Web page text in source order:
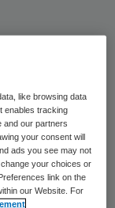
verdacht
twee
de man
hij
like browsing data
enables tracking
and our partners
your consent will
ads you see may not
your choices or
link on the
our Website. For